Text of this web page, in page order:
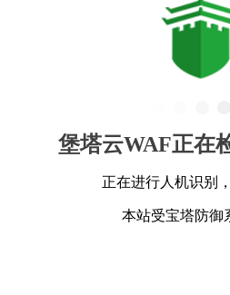
堡塔云WAF正在
正在进行人机识别
本站受宝塔防御